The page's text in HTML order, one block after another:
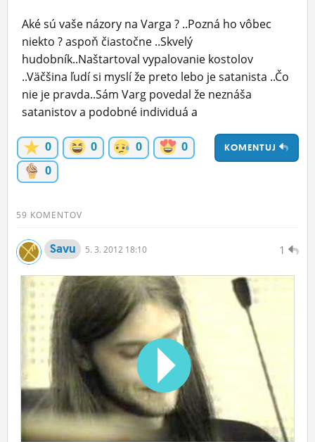
STATUSY
BLOGY
OBRÁZKY
MÔJ PROFIL
NASTAVENIA
ROLETA
Aké sú vaše názory na Varga ? ..Pozná ho vôbec
niekto ? aspoň čiastočne ..Skvelý
hudobník..Naštartoval vypalovanie kostolov
..Väčšina ľudí si myslí že preto lebo je satanista ..Čo
nie je pravda..Sám Varg povedal že neznáša
satanistov a podobné individuá a
KOMENTUJ
0 0 0
0
0
59 KOMENTOV
1
Savu 5. 3. 2012 18:10